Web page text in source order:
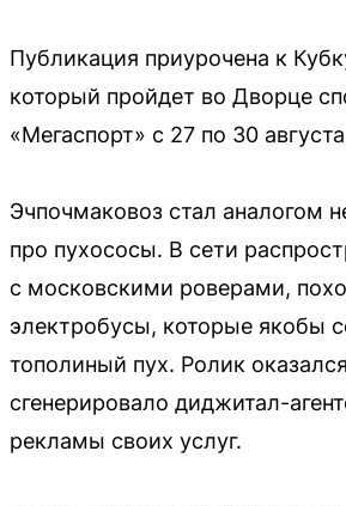
Публикация приурочена к
который пройдет во Дворце
«Мегаспорт» с 27 по 30
Эчпочмаковоз стал аналогом
про пухососы. В сети
с московскими роверами,
электробусы, которые якобы
тополиный пух. Ролик
сгенерировало диджитал-
рекламы своих услуг.